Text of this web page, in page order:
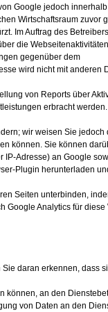
Google jedoch
Wirtschaftsraum zuvor
Im Auftrag des
die Webseitenaktivitäten
gegenüber dem
wird nicht mit anderen
von Reports über
erbracht
wir weisen Sie jedoch
können. Sie können
IP-Adresse) an Google
Plugin herunterladen
Seiten unterbinden,
Google Analytics für diese
daran erkennen, dass
können, an den
von Daten an den